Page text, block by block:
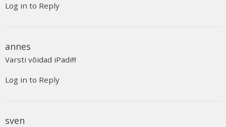
Log in to Reply
annes
Varsti võidad iPadi!!!
Log in to Reply
sven